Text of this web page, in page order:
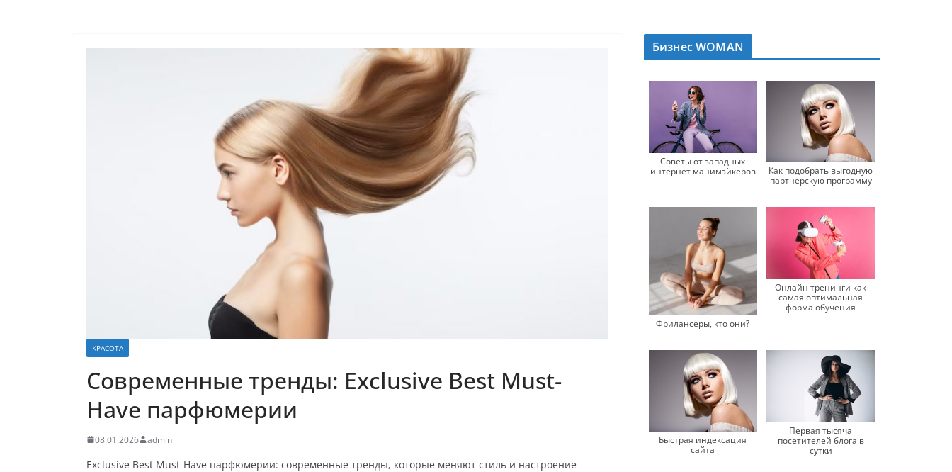
КРАСОТА
Современные тренды: Exclusive Best Must-
Have парфюмерии
08.01.2026 admin
Exclusive Best Must-Have парфюмерии: современные тренды, которые меняют стиль и настроение
Бизнес WOMAN
Советы от западных
интернет манимэйкеров
Как подобрать выгодную
партнерскую программу
Фрилансеры, кто они?
Онлайн тренинги как
самая оптимальная
форма обучения
Быстрая индексация
сайта
Первая тысяча
посетителей блога в
сутки